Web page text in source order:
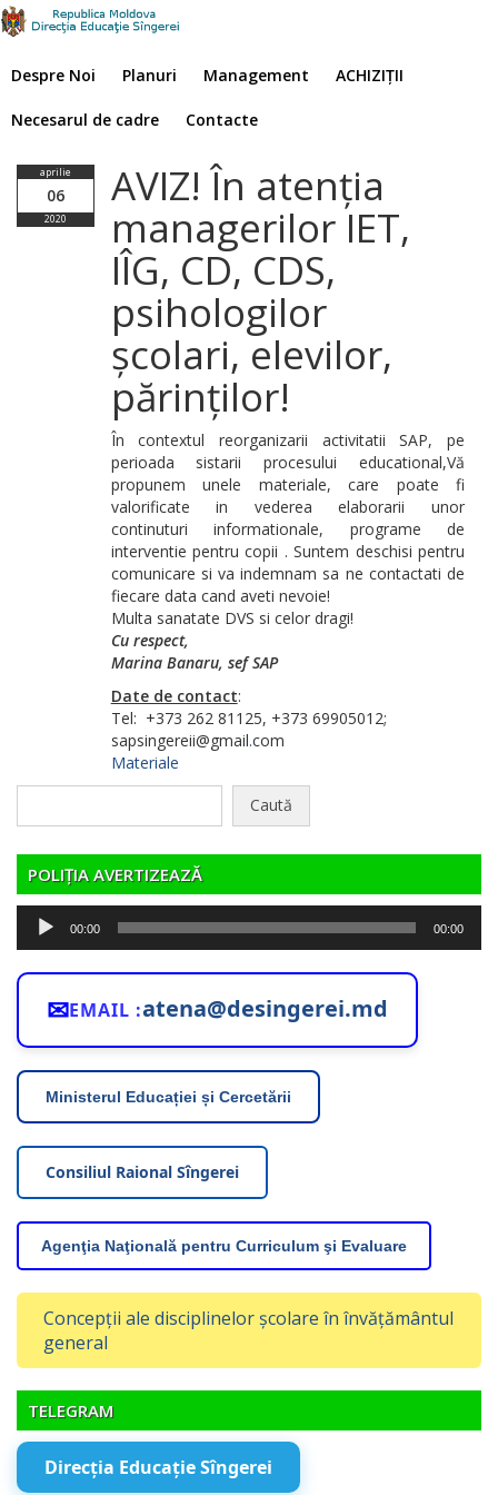
Despre Noi Planuri Management ACHIZIȚII
Necesarul de cadre Contacte
aprilie
06
2020
AVIZ! În atenția
managerilor IET,
IÎG, CD, CDS,
psihologilor
școlari, elevilor,
părinților!
În contextul reorganizarii activitatii SAP, pe
perioada sistarii procesului educational,Vă
propunem unele materiale, care poate fi
valorificate in vederea elaborarii unor
continuturi informationale, programe de
interventie pentru copii . Suntem deschisi pentru
comunicare si va indemnam sa ne contactati de
fiecare data cand aveti nevoie!
Multa sanatate DVS si celor dragi!
Cu respect,
Marina Banaru, sef SAP
Date de contact:
Tel: +373 262 81125, +373 69905012;
sapsingereii@gmail.com
Materiale
POLIȚIA AVERTIZEAZĂ
Player
audio
00:00 00:00
✉EMAIL :atena@desingerei.md
Ministerul Educației și Cercetării
Consiliul Raional Sîngerei
Agenţia Naţională pentru Curriculum şi Evaluare
Concepții ale disciplinelor școlare în învățământul
general
TELEGRAM
Direcția Educație Sîngerei